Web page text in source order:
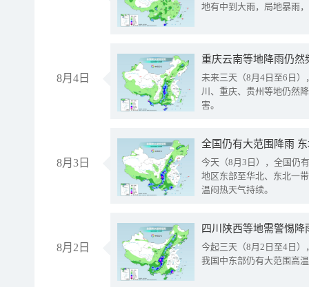
地有中到大雨，局地暴雨
8月4日
重庆云南等地降雨仍然
未来三天（8月4日至6日
川、重庆、贵州等地仍然
害。
8月3日
全国仍有大范围降雨
今天（8月3日），全国仍
地区东部至华北、东北一
温闷热天气持续。
8月2日
今起三天（8月2日至4日
我国中东部仍有大范围高